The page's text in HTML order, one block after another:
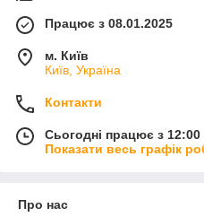
Працює з 08.01.2025
м. Київ
Київ, Україна
Контакти
Сьогодні працює з
Показати весь графік
Про нас